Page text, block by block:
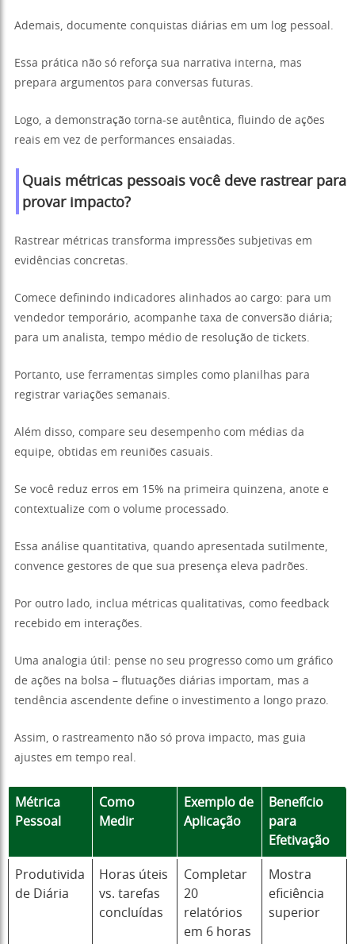
Ademais, documente conquistas diárias em um log pessoal.
Essa prática não só reforça sua narrativa interna, mas
prepara argumentos para conversas futuras.
Logo, a demonstração torna-se autêntica, fluindo de ações
reais em vez de performances ensaiadas.
Quais métricas pessoais você deve rastrear para
provar impacto?
Rastrear métricas transforma impressões subjetivas em
evidências concretas.
Comece definindo indicadores alinhados ao cargo: para um
vendedor temporário, acompanhe taxa de conversão diária;
para um analista, tempo médio de resolução de tickets.
Portanto, use ferramentas simples como planilhas para
registrar variações semanais.
Além disso, compare seu desempenho com médias da
equipe, obtidas em reuniões casuais.
Se você reduz erros em 15% na primeira quinzena, anote e
contextualize com o volume processado.
Essa análise quantitativa, quando apresentada sutilmente,
convence gestores de que sua presença eleva padrões.
Por outro lado, inclua métricas qualitativas, como feedback
recebido em interações.
Uma analogia útil: pense no seu progresso como um gráfico
de ações na bolsa – flutuações diárias importam, mas a
tendência ascendente define o investimento a longo prazo.
Assim, o rastreamento não só prova impacto, mas guia
ajustes em tempo real.
Métrica
Pessoal
Como
Medir
Exemplo de
Aplicação
Benefício
para
Efetivação
Produtivida
de Diária
Horas úteis
vs. tarefas
concluídas
Completar
20
relatórios
em 6 horas
Mostra
eficiência
superior